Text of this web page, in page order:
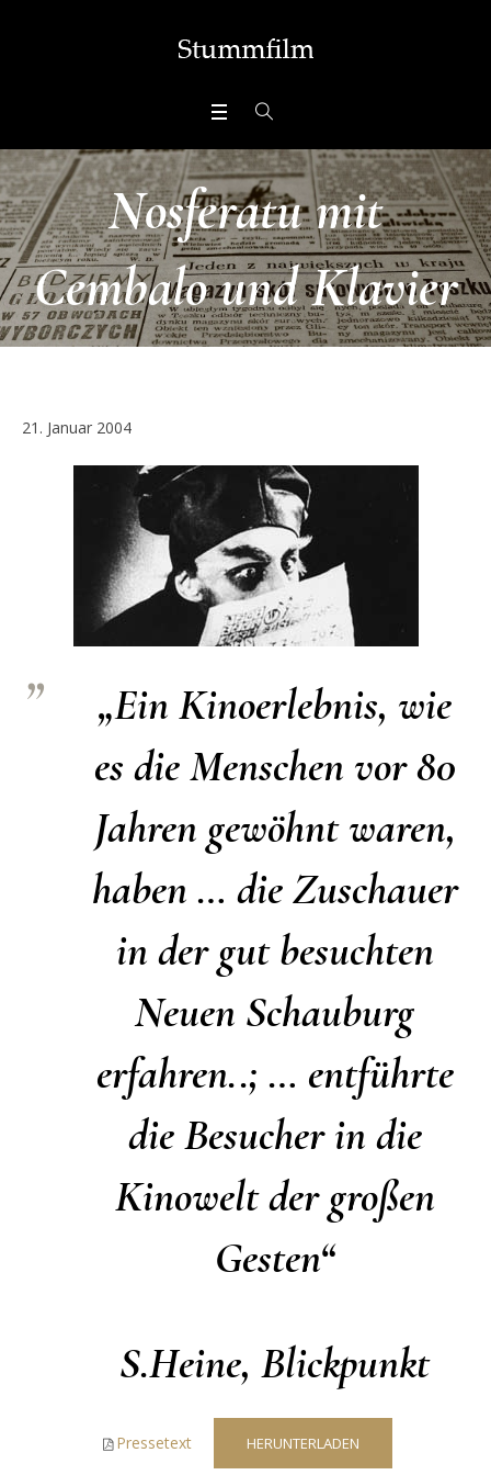
Nosferatu mit
Cembalo und Klavier
21. Januar 2004
„Ein Kinoerlebnis, wie
es die Menschen vor 80
Jahren gewöhnt waren,
haben … die Zuschauer
in der gut besuchten
Neuen Schauburg
erfahren..; … entführte
die Besucher in die
Kinowelt der großen
Gesten“
S.Heine, Blickpunkt
Pressetext HERUNTERLADEN